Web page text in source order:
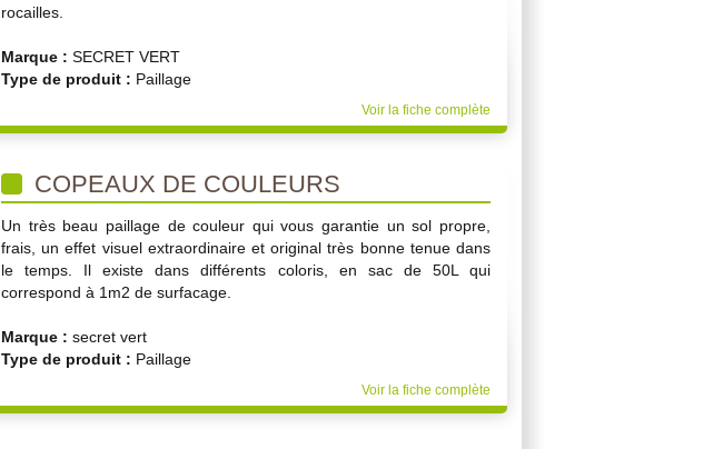
rocailles.
Marque : SECRET VERT
Type de produit : Paillage
Voir la fiche complète
COPEAUX DE COULEURS
Un très beau paillage de couleur qui vous garantie un sol propre,
frais, un effet visuel extraordinaire et original très bonne tenue dans
le temps. Il existe dans différents coloris, en sac de 50L qui
correspond à 1m2 de surfacage.
Marque : secret vert
Type de produit : Paillage
Voir la fiche complète